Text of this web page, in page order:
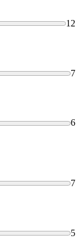
12
7
6
7
5